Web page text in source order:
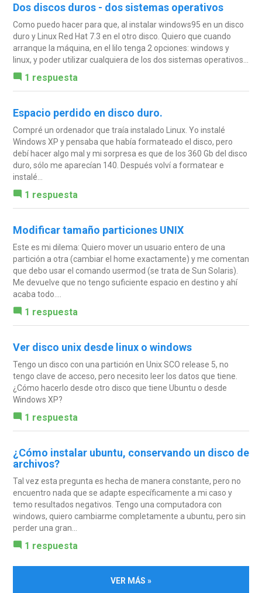
Dos discos duros - dos sistemas operativos
Como puedo hacer para que, al instalar windows95 en un disco
duro y Linux Red Hat 7.3 en el otro disco. Quiero que cuando
arranque la máquina, en el lilo tenga 2 opciones: windows y
linux, y poder utilizar cualquiera de los dos sistemas operativos...
1 respuesta
Espacio perdido en disco duro.
Compré un ordenador que traía instalado Linux. Yo instalé
Windows XP y pensaba que había formateado el disco, pero
debí hacer algo mal y mi sorpresa es que de los 360 Gb del disco
duro, sólo me aparecían 140. Después volví a formatear e
instalé...
1 respuesta
Modificar tamaño particiones UNIX
Este es mi dilema: Quiero mover un usuario entero de una
partición a otra (cambiar el home exactamente) y me comentan
que debo usar el comando usermod (se trata de Sun Solaris).
Me devuelve que no tengo suficiente espacio en destino y ahí
acaba todo....
1 respuesta
Ver disco unix desde linux o windows
Tengo un disco con una partición en Unix SCO release 5, no
tengo clave de acceso, pero necesito leer los datos que tiene.
¿Cómo hacerlo desde otro disco que tiene Ubuntu o desde
Windows XP?
1 respuesta
¿Cómo instalar ubuntu, conservando un disco de
archivos?
Tal vez esta pregunta es hecha de manera constante, pero no
encuentro nada que se adapte específicamente a mi caso y
temo resultados negativos. Tengo una computadora con
windows, quiero cambiarme completamente a ubuntu, pero sin
perder una gran...
1 respuesta
VER MÁS »